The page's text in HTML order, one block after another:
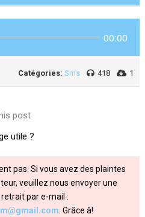
00:00
Catégories: Sms 418 1
post
utile ?
pas. Si vous avez des plaintes
veuillez nous envoyer une
par e-mail :
. Grâce à!